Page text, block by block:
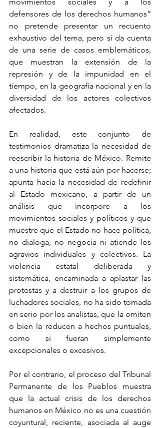
defensores de los derechos humanos”
no pretende presentar un recuento
exhaustivo del tema, pero sí da cuenta
de una serie de casos emblemáticos,
que muestran la extensión de la
represión y de la impunidad en el
tiempo, en la geografía nacional y en la
diversidad de los actores colectivos
afectados.
En realidad, este conjunto de
testimonios dramatiza la necesidad de
reescribir la historia de México. Remite
a una historia que está aún por hacerse;
apunta hacia la necesidad de redefinir
al Estado mexicano, a partir de un
análisis que incorpore a los
movimientos sociales y políticos y que
muestre que el Estado no hace política,
no dialoga, no negocia ni atiende los
agravios individuales y colectivos. La
violencia estatal deliberada y
sistemática, encaminada a aplastar las
protestas y a destruir a los grupos de
luchadores sociales, no ha sido tomada
en serio por los analistas, que la omiten
o bien la reducen a hechos puntuales,
como si fueran simplemente
excepcionales o excesivos.
Por el contrario, el proceso del Tribunal
Permanente de los Pueblos muestra
que la actual crisis de los derechos
humanos en México no es una cuestión
coyuntural, reciente, asociada al auge